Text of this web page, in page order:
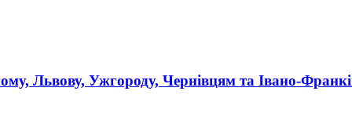
Львову, Ужгороду, Чернівцям та Івано-